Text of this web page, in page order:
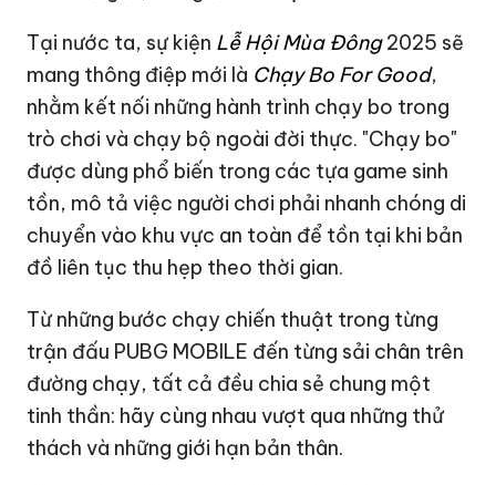
Tại nước ta, sự kiện Lễ Hội Mùa Đông2025 sẽ
mang thông điệp mới là Chạy Bo For Good,
nhằm kết nối những hành trình chạy bo trong
trò chơi và chạy bộ ngoài đời thực. "Chạy bo"
được dùng phổ biến trong các tựa game sinh
tồn, mô tả việc người chơi phải nhanh chóng di
chuyển vào khu vực an toàn để tồn tại khi bản
đồ liên tục thu hẹp theo thời gian.
Từ những bước chạy chiến thuật trong từng
trận đấu PUBG MOBILE đến từng sải chân trên
đường chạy, tất cả đều chia sẻ chung một
tinh thần: hãy cùng nhau vượt qua những thử
thách và những giới hạn bản thân.